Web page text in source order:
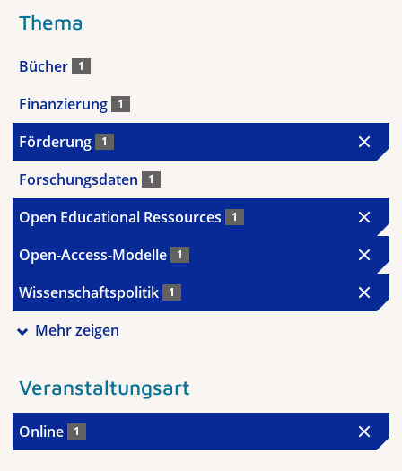
Thema
Bücher 1
Finanzierung 1
Förderung 1
Forschungsdaten 1
Open Educational Ressources 1
Open-Access-Modelle 1
Wissenschaftspolitik 1
Mehr zeigen
Veranstaltungsart
Online 1